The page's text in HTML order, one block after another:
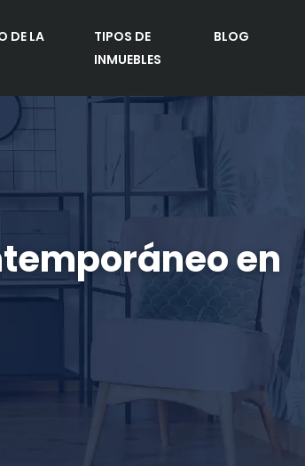
DE LA
TIPOS DE
INMUEBLES
BLOG
en